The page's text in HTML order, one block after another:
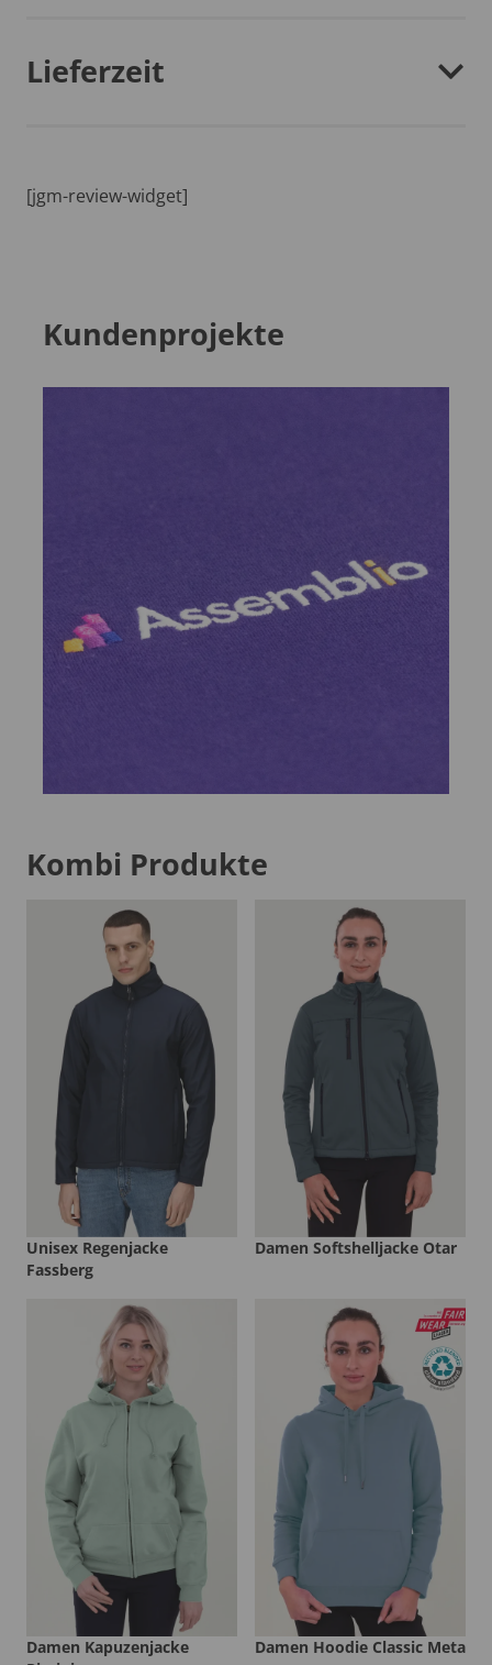
Lieferzeit
[jgm-review-widget]
Kundenprojekte
Kombi Produkte
Unisex Regenjacke
Fassberg
Damen Softshelljacke Otar
Damen Kapuzenjacke
Damen Hoodie Classic Meta